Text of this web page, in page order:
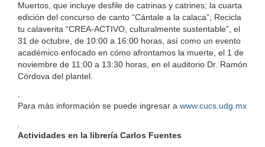
Muertos, que incluye desfile de catrinas y catrines; la cuarta
edición del concurso de canto “Cántale a la calaca”; Recicla
tu calaverita “CREA-ACTIVO, culturalmente sustentable”, el
31 de octubre, de 10:00 a 16:00 horas, así como un evento
académico enfocado en cómo afrontamos la muerte, el 1 de
noviembre de 11:00 a 13:30 horas, en el auditorio Dr. Ramón
Córdova del plantel.
,
Para más información se puede ingresar a www.cucs.udg.mx
,
Actividades en la librería Carlos Fuentes